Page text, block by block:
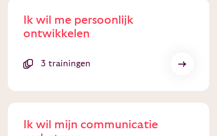
Ik wil me persoonlijk
ontwikkelen
3 trainingen
Ik wil mijn communicatie